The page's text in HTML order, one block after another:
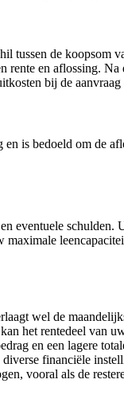
tussen de koopsom
en aflossing.
bij de
is bedoeld om de
eventuele schulden.
wel de
het rentedeel van
en een lagere
financiële
vooral als de